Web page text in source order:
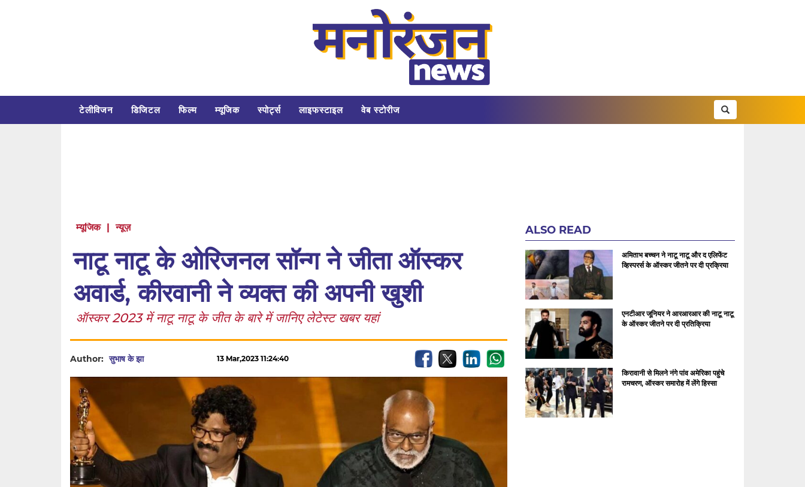
टेलीविजन डिजिटल फिल्म म्यूजिक स्पोर्ट्स लाइफस्टाइल वेब स्टोरीज
म्यूजिक | न्यूज़
नाटू नाटू के ओरिजनल सॉन्ग ने जीता ऑस्कर
अवार्ड, कीरवानी ने व्यक्त की अपनी खुशी
ऑस्कर 2023 में नाटू नाटू के जीत के बारे में जानिए लेटेस्ट खबर यहां
Author: सुभाष के झा 13 Mar,2023 11:24:40
ALSO READ
अमिताभ बच्चन ने नाटू नाटू और द एलिफेंट
व्हिस्परर्स के ऑस्कर जीतने पर दी प्रक्रिया
एनटीआर जूनियर ने आरआरआर की नाटू नाटू
के ऑस्कर जीतने पर दी प्रतिक्रिया
किरावानी से मिलने नंगे पांव अमेरिका पहुंचे
रामचरण, ऑस्कर समारोह में लेंगे हिस्सा